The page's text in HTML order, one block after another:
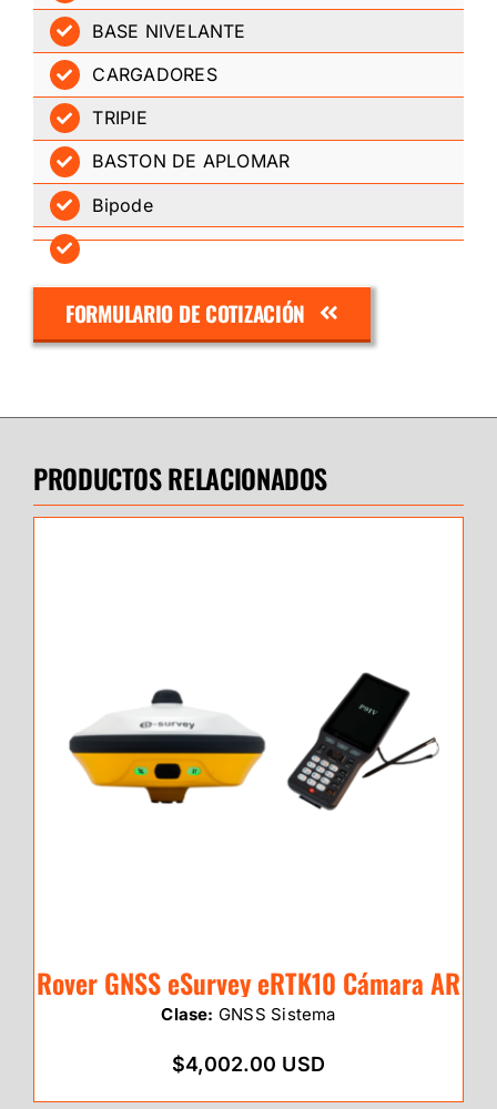
BASE NIVELANTE
CARGADORES
TRIPIE
BASTON DE APLOMAR
Bipode
FORMULARIO DE COTIZACIÓN
PRODUCTOS RELACIONADOS
Rover GNSS eSurvey eRTK10 Cámara AR
Clase: GNSS Sistema
$4,002.00 USD